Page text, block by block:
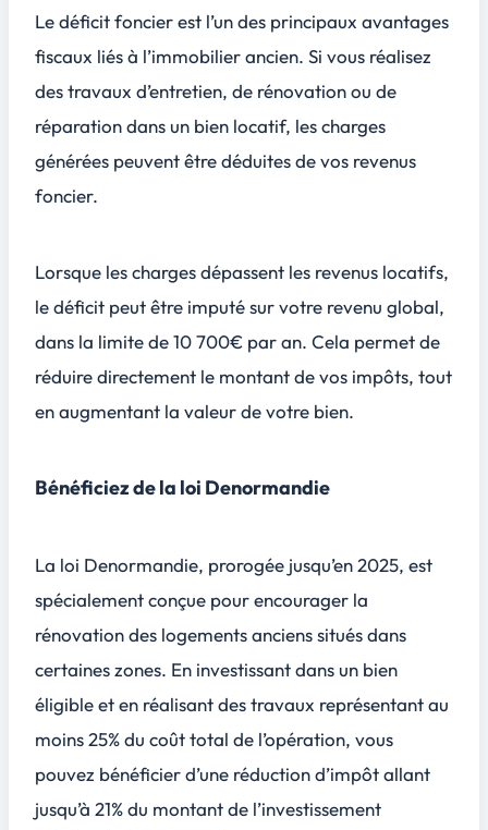
Le déficit foncier est l’un des principaux avantages
fiscaux liés à l’immobilier ancien. Si vous réalisez
des travaux d’entretien, de rénovation ou de
réparation dans un bien locatif, les charges
générées peuvent être déduites de vos revenus
foncier.
Lorsque les charges dépassent les revenus locatifs,
le déficit peut être imputé sur votre revenu global,
dans la limite de 10 700€ par an. Cela permet de
réduire directement le montant de vos impôts, tout
en augmentant la valeur de votre bien.
Bénéficiez de la loi Denormandie
La loi Denormandie, prorogée jusqu’en 2025, est
spécialement conçue pour encourager la
rénovation des logements anciens situés dans
certaines zones. En investissant dans un bien
éligible et en réalisant des travaux représentant au
moins 25% du coût total de l’opération, vous
pouvez bénéficier d’une réduction d’impôt allant
jusqu’à 21% du montant de l’investissement